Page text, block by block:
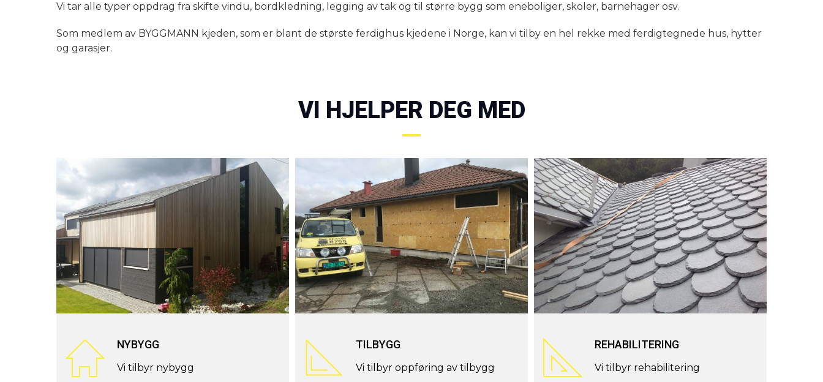
Vi tar alle typer oppdrag fra skifte vindu, bordkledning, legging av tak og til større bygg som eneboliger, skoler, barnehager osv.
Som medlem av BYGGMANN kjeden, som er blant de største ferdighus kjedene i Norge, kan vi tilby en hel rekke med ferdigtegnede hus, hytter
og garasjer.
VI HJELPER DEG MED
NYBYGG
Vi tilbyr nybygg
TILBYGG
Vi tilbyr oppføring av tilbygg
REHABILITERING
Vi tilbyr rehabilitering